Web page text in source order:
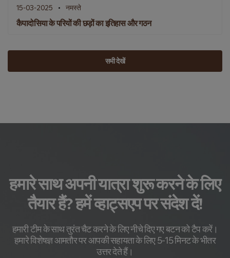
15-03-2025 नमस्ते
कैपादोसिया के परियों की छड़ों का इतिहास और गठन
सभी देखें
हमारे साथ अपनी यात्रा शुरू करने के लिए
तैयार हैं? हमें व्हाट्सएप पर संदेश दें!
हमारी टीम के साथ तुरंत चैट करने के लिए नीचे दिए गए बटन को टैप करें।
हमारे विशेषज्ञ आमतौर पर आपकी सहायता के लिए 5-15 मिनट के भीतर
उत्तर देते हैं।